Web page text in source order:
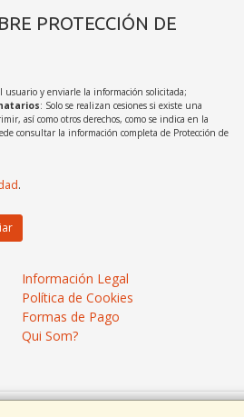
PROTECCIÓN DE
usuario y enviarle la información solicitada;
: Solo se realizan cesiones si existe una
así como otros derechos, como se indica en la
consultar la información completa de Protección de
.
Información Legal
Política de Cookies
Formas de Pago
Qui Som?